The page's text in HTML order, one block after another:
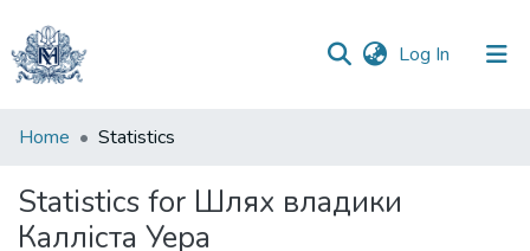
Log In (current)
Communities
Collections
All of DSpace
Home Statistics
Statistics for Шлях владики
Калліста Уера